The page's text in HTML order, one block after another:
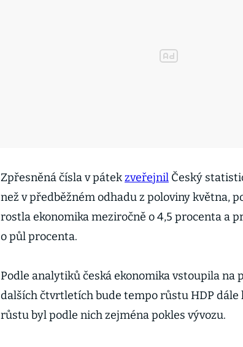
Zpřesněná čísla v pátekzveřejnil Český
než v předběžném odhadu z poloviny května,
rostla ekonomika meziročně o 4,5 procenta a
o půl procenta.
Podle analytiků česká ekonomika vstoupila na
dalších čtvrtletích bude tempo růstu HDP dále
růstu byl podle nich zejména pokles vývozu.